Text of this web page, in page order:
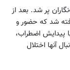
پر شد. بعد از
شد که حضور و
پیدایش اضطراب،
آنها اختلال